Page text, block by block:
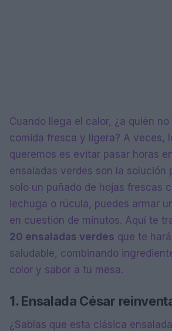
Cuando llega el calor, ¿a quién
comida fresca y ligera? A veces,
queremos es evitar pasar horas
ensaladas verdes son la solución
solo un puñado de hojas frescas
lechuga o rúcula, puedes armar
en cuestión de minutos. Aquí te
20 ensaladas verdes que te
saludable, combinando
color y sabor a tu mesa.
1. Ensalada César
¿Sabías que esta clásica